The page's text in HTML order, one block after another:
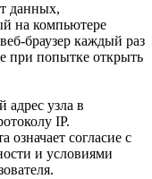
данных,
на компьютере
браузер каждый раз
при попытке открыть
адрес узла в
IP.
означает согласие с
и условиями